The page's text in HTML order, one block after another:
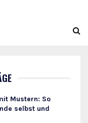
Mustern: So
selbst und